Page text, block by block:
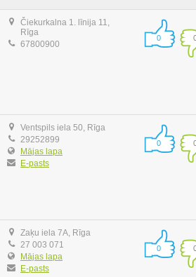
Čiekurkalna 1. līnija 11,
Rīga
67800900
0
Ventspils iela 50, Rīga
29252899
Mājas lapa
E-pasts
0
Zaķu iela 7A, Rīga
27 003 071
Mājas lapa
E-pasts
0